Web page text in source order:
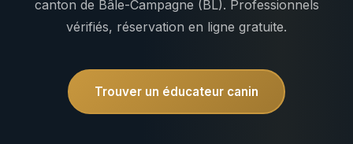
canton de Bâle-Campagne (BL). Professionnels
vérifiés, réservation en ligne gratuite.
Trouver un éducateur canin